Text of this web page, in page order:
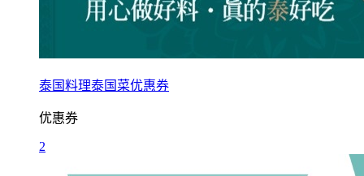
泰国料理泰国菜优惠券
优惠券
2